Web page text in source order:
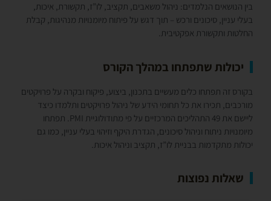
בין הנושאים הנלמדים: ניהול משאבים, תקציב, לו”ז, תקשורת, איכות,
בעלי עניין, סיכונים ורכש – תוך דגש על פיתוח מיומנויות מנהיגות, קבלת
החלטות ותקשורת אפקטיבית.
יכולות שתפתחו במהלך הקורס
בקורס זה תפתחו כלים מעשיים בתכנון, ביצוע, פיקוח ובקרה על פרויקטים
מורכבים, תכירו את כל תחומי הידע של ניהול פרויקטים ותלמדו כיצד
ליישם את 49 התהליכים המרכזיים על פי מתודולוגיית PMI. תפתחו
מיומנויות ניתוח וניהול סיכונים, הגדרת היקף וזיהוי בעלי עניין, כמו גם
יכולות מתקדמות בבניית לו”ז, תקציב וניהול איכות.
שאלות נפוצות